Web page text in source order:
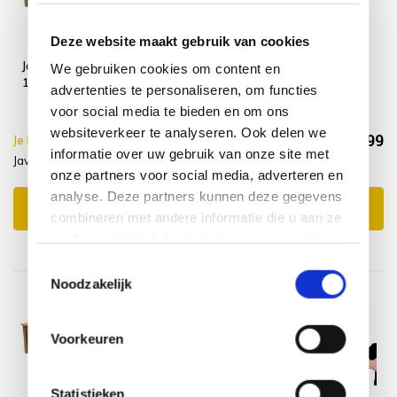
Deze website maakt gebruik van cookies
We gebruiken cookies om content en
advertenties te personaliseren, om functies
voor social media te bieden en om ons
websiteverkeer te analyseren. Ook delen we
informatie over uw gebruik van onze site met
onze partners voor social media, adverteren en
analyse. Deze partners kunnen deze gegevens
combineren met andere informatie die u aan ze
Noodzakelijk
Voorkeuren
Statistieken
Javaan tuinbank
120x45xH46 cm
teak
Bankkussen
120x48 cm Rib
black
Je bespaart €5.00,- €242,99 €237,99
Javaan 120 + Kussen Incl. btw
Toevoegen aan winkelwagen